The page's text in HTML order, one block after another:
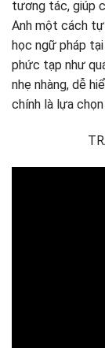
tương tác, giúp
Anh một cách tự
học ngữ pháp
phức tạp như
nhẹ nhàng, dễ
chính là lựa